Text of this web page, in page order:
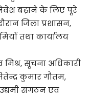
बढ़ाने के लिए पूरे
जिला प्रशासन,
तथा कार्यालय
सूचना अधिकारी
कुमार गौतम,
उद्यमी संगठन एवं